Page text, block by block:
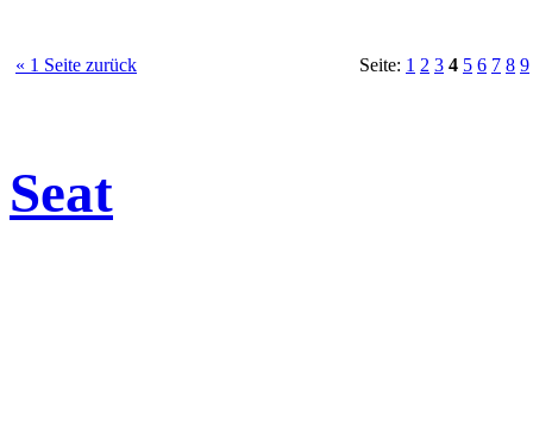
« 1 Seite zurück Seite: 1 2 3 4 5 6 7 8 9
Seat